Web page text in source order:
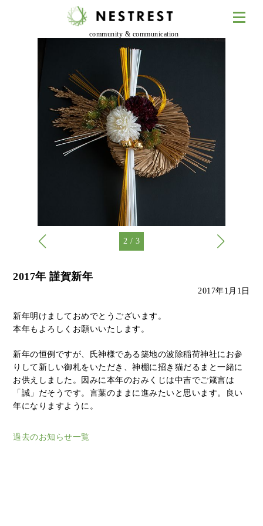
community & communication
2017年 謹賀新年
2017年1月1日
新年明けましておめでとうございます。
本年もよろしくお願いいたします。
新年の恒例ですが、氏神様である築地の波除稲荷神社にお参
りして新しい御札をいただき、神棚に招き猫だるまと一緒に
お供えしました。因みに本年のおみくじは中吉でご箴言は
「誠」だそうです。言葉のままに進みたいと思います。良い
年になりますように。
2 / 3
過去のお知らせ一覧